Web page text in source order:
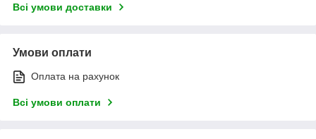
Всі умови доставки
Умови оплати
Оплата на рахунок
Всі умови оплати